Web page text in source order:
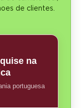
de clientes.
na
portuguesa